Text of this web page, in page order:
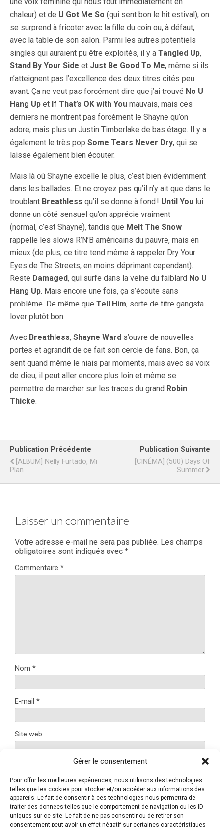
Gérer le consentement
Pour offrir les meilleures expériences, nous utilisons des technologies
telles que les cookies pour stocker et/ou accéder aux informations des
appareils. Le fait de consentir à ces technologies nous permettra de
traiter des données telles que le comportement de navigation ou les ID
uniques sur ce site. Le fait de ne pas consentir ou de retirer son
consentement peut avoir un effet négatif sur certaines caractéristiques
chaleur) et de U Got Me So (qui sent bon le hit estival), on
se surprend à fricoter avec la fille du coin ou, à défaut,
avec la table de son salon. Parmi les autres potentiels
singles qui auraient pu être exploités, il y a Tangled Up,
Stand By Your Side et Just Be Good To Me, même si ils
n’atteignent pas l’excellence des deux titres cités peu
avant. Ça ne veut pas forcément dire que j’ai trouvé No U
Hang Up et If That’s OK with You mauvais, mais ces
derniers ne montrent pas forcément le Shayne qu’on
adore, mais plus un Justin Timberlake de bas étage. Il y a
également le très pop Some Tears Never Dry, qui se
laisse également bien écouter.
Mais là où Shayne excelle le plus, c’est bien évidemment
dans les ballades. Et ne croyez pas qu’il n’y ait que dans le
troublant Breathless qu’il se donne à fond ! Until You lui
donne un côté sensuel qu’on apprécie vraiment
(normal, c’est Shayne), tandis que Melt The Snow
rappelle les slows R’N’B américains du pauvre, mais en
mieux (de plus, ce titre tend même à rappeler Dry Your
Eyes de The Streets, en moins déprimant cependant).
Reste Damaged, qui surfe dans la veine du faiblard No U
Hang Up. Mais encore une fois, ça s’écoute sans
problème. De même que Tell Him, sorte de titre gangsta
lover plutôt bon.
Avec Breathless, Shayne Ward s’ouvre de nouvelles
portes et agrandit de ce fait son cercle de fans. Bon, ça
sent quand même le niais par moments, mais avec sa voix
de dieu, il peut aller encore plus loin et même se
permettre de marcher sur les traces du grand Robin
Thicke.
Publication Précédente
[ALBUM] Nelly Furtado, Mi
Plan
Publication Suivante
[CINÉMA] (500) Days Of
Summer
Laisser un commentaire
Votre adresse e-mail ne sera pas publiée. Les champs
obligatoires sont indiqués avec *
Commentaire *
Nom *
E-mail *
Site web
Ce site utilise Akismet pour réduire les indésirables.En
savoir plus sur la façon dont les données de vos
commentaires sont traitées.